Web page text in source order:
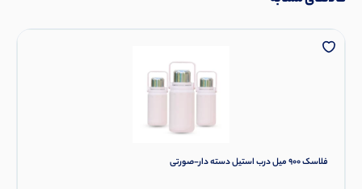
فلاسک 900 میل درب استیل دسته دار-صورتی